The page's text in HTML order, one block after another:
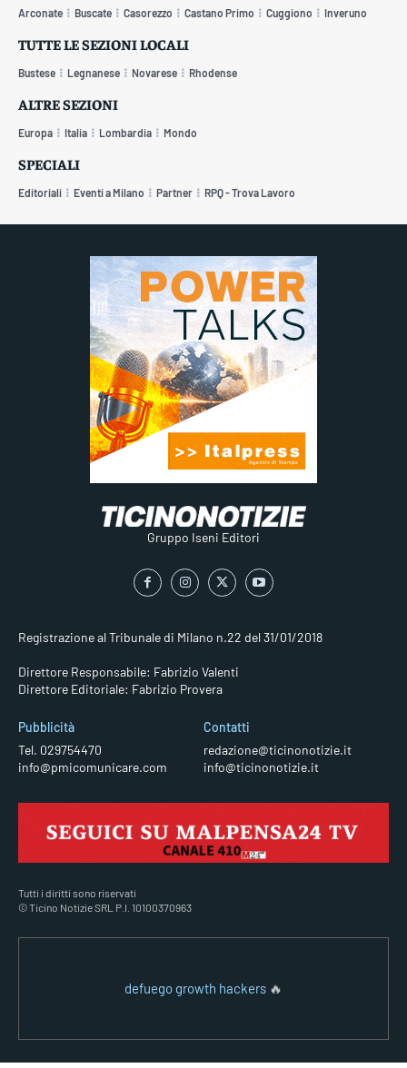
Arconate Buscate Casorezzo Castano Primo Cuggiono Inveruno
TUTTE LE SEZIONI LOCALI
Bustese Legnanese Novarese Rhodense
ALTRE SEZIONI
Europa Italia Lombardia Mondo
SPECIALI
Editoriali Eventi a Milano Partner RPQ - Trova Lavoro
Gruppo Iseni Editori
Registrazione al Tribunale di Milano n.22 del 31/01/2018
Direttore Responsabile: Fabrizio Valenti
Direttore Editoriale: Fabrizio Provera
Pubblicità
Tel. 029754470
info@pmicomunicare.com
Contatti
redazione@ticinonotizie.it
info@ticinonotizie.it
Tutti i diritti sono riservati
© Ticino Notizie SRL P.I. 10100370963
defuego growth hackers 🔥